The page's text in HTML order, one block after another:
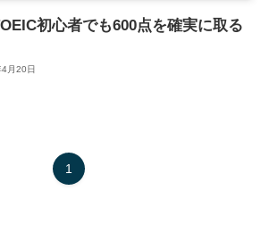
初心者でも600点を確実に取る
月20日
1